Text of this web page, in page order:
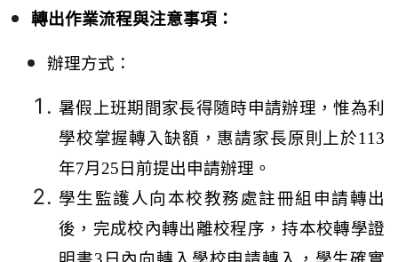
轉出作業流程與注意事項：
辦理方式：
暑假上班期間家長得隨時申請辦理，惟為利
學校掌握轉入缺額，惠請家長原則上於113
年7月 25 日前提出申請辦理。
學生監護人向本校教務處註冊組申請轉出
後，完成校內轉出離校程序，持本校轉學證